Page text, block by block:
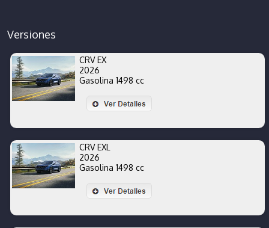
Versiones
CRV EX
2026
Gasolina 1498 cc
CRV EXL
2026
Gasolina 1498 cc